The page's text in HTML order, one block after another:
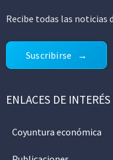
Recibe todas las noticias
Suscribirse
ENLACES DE INTERÉS
Coyuntura económica